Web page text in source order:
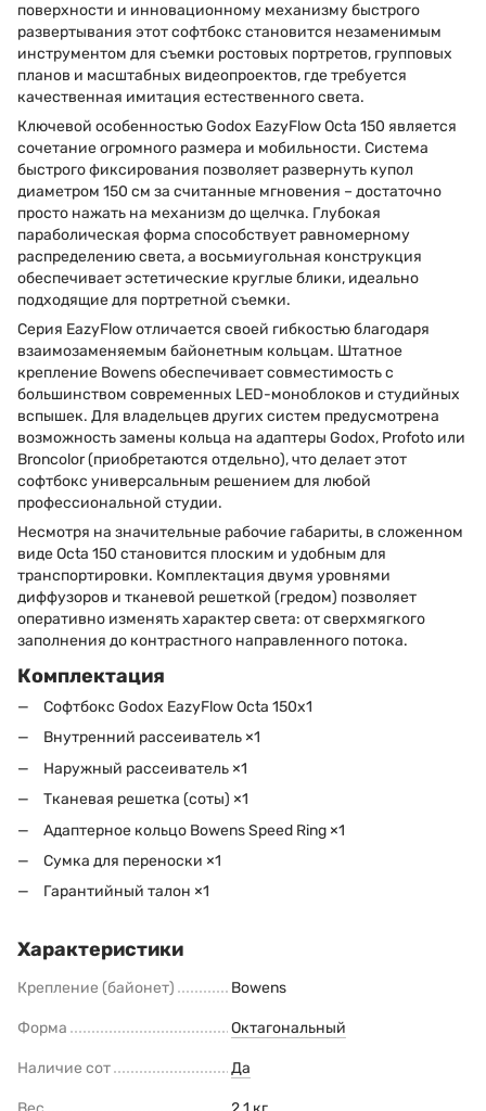
поверхности и инновационному механизму быстрого
развертывания этот софтбокс становится незаменимым
инструментом для съемки ростовых портретов, групповых
планов и масштабных видеопроектов, где требуется
качественная имитация естественного света.
Ключевой особенностью Godox EazyFlow Octa 150 является
сочетание огромного размера и мобильности. Система
быстрого фиксирования позволяет развернуть купол
диаметром 150 см за считанные мгновения – достаточно
просто нажать на механизм до щелчка. Глубокая
параболическая форма способствует равномерному
распределению света, а восьмиугольная конструкция
обеспечивает эстетические круглые блики, идеально
подходящие для портретной съемки.
Серия EazyFlow отличается своей гибкостью благодаря
взаимозаменяемым байонетным кольцам. Штатное
крепление Bowens обеспечивает совместимость с
большинством современных LED-моноблоков и студийных
вспышек. Для владельцев других систем предусмотрена
возможность замены кольца на адаптеры Godox, Profoto или
Broncolor (приобретаются отдельно), что делает этот
софтбокс универсальным решением для любой
профессиональной студии.
Несмотря на значительные рабочие габариты, в сложенном
виде Octa 150 становится плоским и удобным для
транспортировки. Комплектация двумя уровнями
диффузоров и тканевой решеткой (гредом) позволяет
оперативно изменять характер света: от сверхмягкого
заполнения до контрастного направленного потока.
Комплектация
Софтбокс Godox EazyFlow Octa 150х1
Внутренний рассеиватель ×1
Наружный рассеиватель ×1
Тканевая решетка (соты) ×1
Адаптерное кольцо Bowens Speed ​​Ring ×1
Сумка для переноски ×1
Гарантийный талон ×1
Характеристики
Крепление (байонет) Bowens
Форма Октагональный
Наличие сот Да